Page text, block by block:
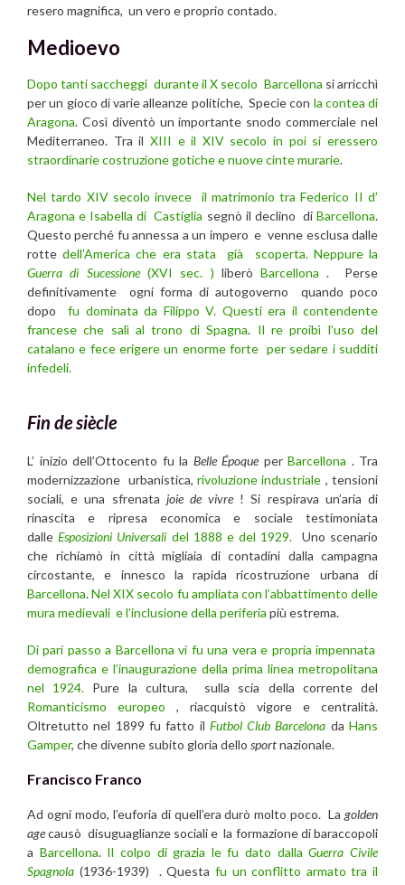
resero magnifica, un vero e proprio contado.
Medioevo
Dopo tanti saccheggi durante il X secolo Barcellona si arricchì
per un gioco di varie alleanze politiche, Specie con la contea di
Aragona. Così diventò un importante snodo commerciale nel
Mediterraneo. Tra il XIII e il XIV secolo in poi si eressero
straordinarie costruzione gotiche e nuove cinte murarie.
Nel tardo XIV secolo invece il matrimonio tra Federico II d’
Aragona e Isabella di Castiglia segnò il declino diBarcellona.
Questo perché fu annessa a un impero e venne esclusa dalle
rottedell’America che era stata già scoperta. Neppure la
Guerra di Sucessione (XVI sec. ) liberòBarcellona . Perse
definitivamente ogni forma di autogoverno quando poco
dopo fu dominata da Filippo V. Questi era il contendente
francese che salì al trono di Spagna. Il re proibì l’uso del
catalano e fece erigere un enorme forte per sedare i sudditi
infedeli.
Fin de siècle
L’ inizio dell’Ottocento fu la Belle Époque per Barcellona . Tra
modernizzazione urbanistica, rivoluzione industriale , tensioni
sociali, e una sfrenata joie de vivre ! Si respirava un’aria di
rinascita e ripresa economica e sociale testimoniata
dalleEsposizioni Universali del 1888 e del 1929. Uno scenario
che richiamò in città migliaia di contadini dalla campagna
circostante, e innesco la rapida ricostruzione urbana di
Barcellona.Nel XIX secolo fu ampliata con l’abbattimento delle
mura medievali e l’inclusione della periferia più estrema.
Di pari passo a Barcellona vi fu una vera e propria impennata
demografica e l’inaugurazione della prima linea metropolitana
nel 1924. Pure la cultura, sulla scia della corrente del
Romanticismo europeo , riacquistò vigore e centralità.
Oltretutto nel 1899 fu fatto il Futbol Club Barcelona daHans
Gamper, che divenne subito gloria dello sportnazionale.
Francisco Franco
Ad ogni modo, l’euforia di quell’era durò molto poco. La golden
agecausò disuguaglianze sociali e la formazione di baraccopoli
a Barcellona. Il colpo di grazia le fu dato dallaGuerra Civile
Spagnola (1936-1939) . Questa fu un conflitto armato tra il